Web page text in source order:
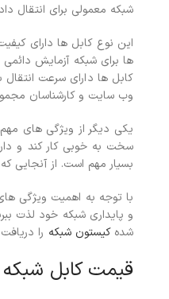
شبکه معمولی برای انتقال
این نوع کابل ها دارای
ها برای شبکه آزمایش دائمی
کابل ها دارای سرعت انتقال
وب سایت و کارشناسان
سخت به خوبی کار کند و
بسیار مهم است. از آنجایی
با توجه به اهمیت ویژگی
و پایداری شبکه خود لذت
شده کیستون شبکه را
قیمت کابل